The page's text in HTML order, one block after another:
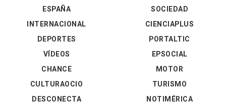
ESPAÑA
INTERNACIONAL
DEPORTES
VÍDEOS
SOCIEDAD
CIENCIAPLUS
PORTALTIC
EPSOCIAL
CHANCE
CULTURAOCIO
DESCONECTA
MOTOR
TURISMO
NOTIMÉRICA